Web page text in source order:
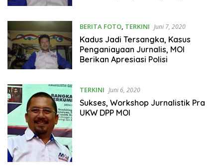
BERITA FOTO, TERKINI Juni 7, 2020
Kadus Jadi Tersangka, Kasus
Penganiayaan Jurnalis, MOI
Berikan Apresiasi Polisi ‎
TERKINI Juni 6, 2020
Sukses, Workshop Jurnalistik Pra
UKW DPP MOI